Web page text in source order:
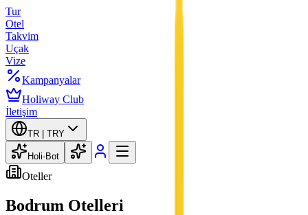
Tur
Otel
Takvim
Uçak
Vize
Kampanyalar
Holiway Club
İletişim
TR | TRY
Holi-Bot
Oteller
Bodrum Otelleri